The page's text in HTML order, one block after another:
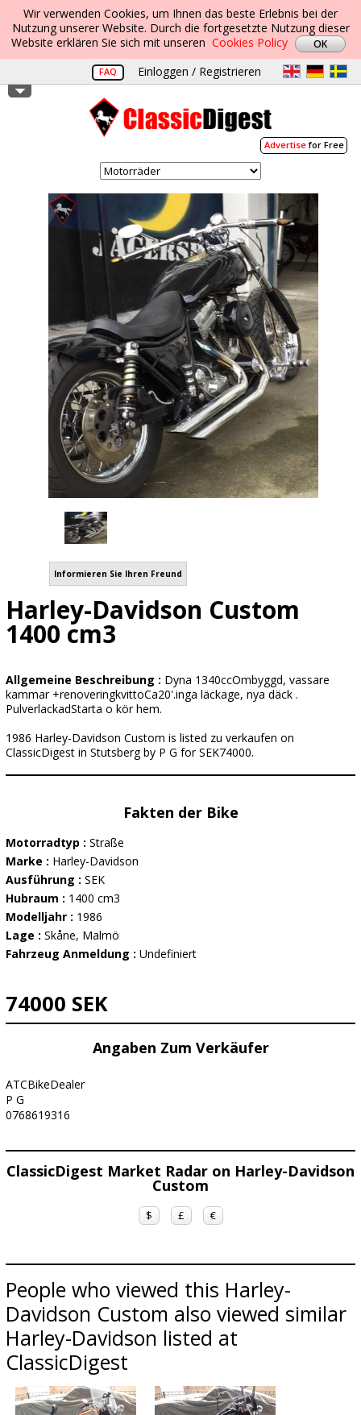
Wir verwenden Cookies, um Ihnen das beste Erlebnis bei der
Nutzung unserer Website. Durch die fortgesetzte Nutzung dieser
Website erklären Sie sich mit unseren Cookies Policy
FAQ Einloggen / Registrieren
Advertisefor Free
Informieren Sie Ihren Freund
Harley-Davidson Custom
1400 cm3
Allgemeine Beschreibung : Dyna 1340ccOmbyggd, vassare
kammar +renoveringkvittoCa20'.inga läckage, nya däck .
PulverlackadStarta o kör hem.
1986 Harley-Davidson Custom is listed zu verkaufen on
ClassicDigest in Stutsberg by P G for SEK74000.
Fakten der Bike
Motorradtyp : Straße
Marke : Harley-Davidson
Ausführung : SEK
Hubraum : 1400 cm3
Modelljahr : 1986
Lage : Skåne, Malmö
Fahrzeug Anmeldung : Undefiniert
74000 SEK
Angaben Zum Verkäufer
ATCBikeDealer
P G
0768619316
ClassicDigest Market Radar on Harley-Davidson
Custom
$ £ €
People who viewed this Harley-
Davidson Custom also viewed similar
Harley-Davidson listed at
ClassicDigest